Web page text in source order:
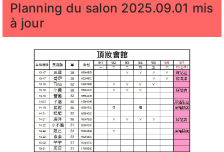
Planning du salon 2025.09.01 mis
à jour